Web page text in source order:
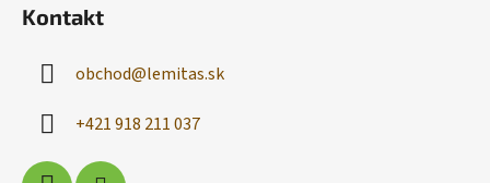
Kontakt
obchod@lemitas.sk
+421 918 211 037